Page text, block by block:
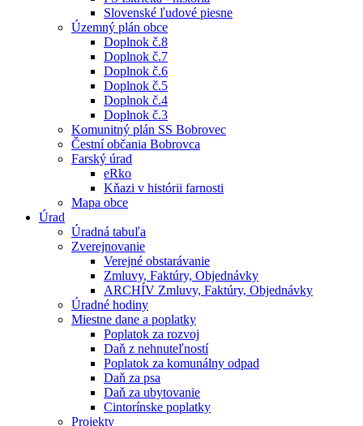
Slovenské ľudové piesne
Územný plán obce
Doplnok č.8
Doplnok č.7
Doplnok č.6
Doplnok č.5
Doplnok č.4
Doplnok č.3
Komunitný plán SS Bobrovec
Čestní občania Bobrovca
Farský úrad
eRko
Kňazi v histórii farnosti
Mapa obce
Úrad
Úradná tabuľa
Zverejnovanie
Verejné obstarávanie
Zmluvy, Faktúry, Objednávky
ARCHÍV Zmluvy, Faktúry, Objednávky
Úradné hodiny
Miestne dane a poplatky
Poplatok za rozvoj
Daň z nehnuteľností
Poplatok za komunálny odpad
Daň za psa
Daň za ubytovanie
Cintorínske poplatky
Projekty